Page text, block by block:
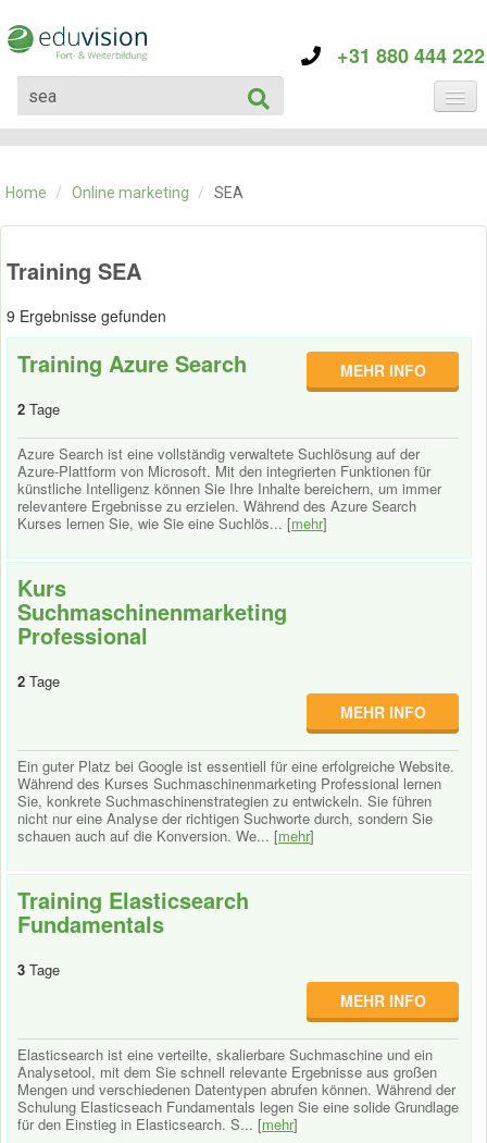
+31 880 444 222
KATEGORIE
KONTAKT
Home / Online marketing / SEA
Training SEA
9 Ergebnisse gefunden
Training Azure Search
2 Tage
MEHR INFO
Azure Search ist eine vollständig verwaltete Suchlösung auf der
Azure-Plattform von Microsoft. Mit den integrierten Funktionen für
künstliche Intelligenz können Sie Ihre Inhalte bereichern, um immer
relevantere Ergebnisse zu erzielen. Während des Azure Search
Kurses lernen Sie, wie Sie eine Suchlös... [mehr]
Kurs
Suchmaschinenmarketing
Professional
2 Tage
MEHR INFO
Ein guter Platz bei Google ist essentiell für eine erfolgreiche Website.
Während des Kurses Suchmaschinenmarketing Professional lernen
Sie, konkrete Suchmaschinenstrategien zu entwickeln. Sie führen
nicht nur eine Analyse der richtigen Suchworte durch, sondern Sie
schauen auch auf die Konversion. We... [mehr]
Training Elasticsearch
Fundamentals
3 Tage
MEHR INFO
Elasticsearch ist eine verteilte, skalierbare Suchmaschine und ein
Analysetool, mit dem Sie schnell relevante Ergebnisse aus großen
Mengen und verschiedenen Datentypen abrufen können. Während der
Schulung Elasticseach Fundamentals legen Sie eine solide Grundlage
für den Einstieg in Elasticsearch. S... [mehr]